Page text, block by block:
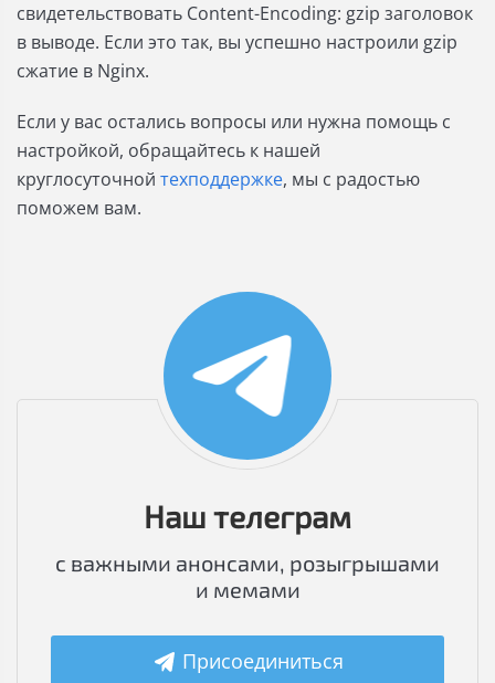
свидетельствовать Content-Encoding: gzip заголовок
в выводе. Если это так, вы успешно настроили gzip
сжатие в Nginx.
Если у вас остались вопросы или нужна помощь с
настройкой, обращайтесь к нашей
круглосуточной техподдержке, мы с радостью
поможем вам.
Наш телеграм
с важными анонсами, розыгрышами
и мемами
Присоединиться